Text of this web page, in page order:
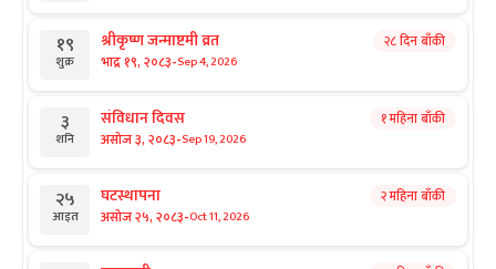
१९
शुक्र
श्रीकृष्ण जन्माष्टमी व्रत
भाद्र १९, २०८३-Sep 4, 2026
२८ दिन बाँकी
३
शनि
संविधान दिवस
असोज ३, २०८३-Sep 19, 2026
१ महिना बाँकी
२५
आइत
घटस्थापना
असोज २५, २०८३-Oct 11, 2026
२ महिना बाँकी